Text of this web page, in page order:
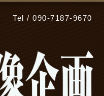
Tel / 090-7187-9670